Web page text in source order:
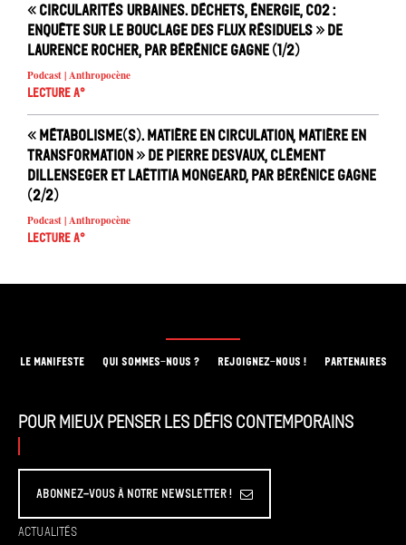
« Circularités urbaines. Déchets, énergie, CO2 :
enquête sur le bouclage des flux résiduels » de
Laurence Rocher, par Bérénice Gagne (1/2)
Podcast | Anthropocène
Lecture A°
« Métabolisme(s). Matière en circulation, matière en
transformation » de Pierre Desvaux, Clément
Dillenseger et Laëtitia Mongeard, par Bérénice Gagne
(2/2)
Podcast | Anthropocène
Lecture A°
LE MANIFESTE QUI SOMMES-NOUS ? REJOIGNEZ-NOUS ! PARTENAIRES
Pour mieux penser les défis contemporains
Abonnez-vous à Notre Newsletter !
Actualités